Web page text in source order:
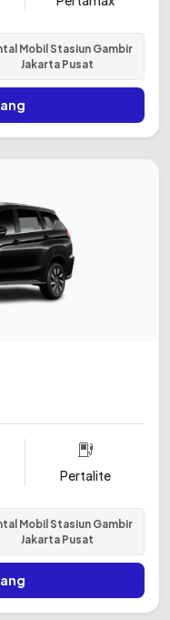
Mobil Stasiun Gambir
Jakarta Pusat
Pertalite
Mobil Stasiun Gambir
Jakarta Pusat